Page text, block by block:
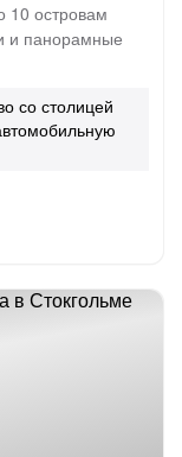
10 островам
и панорамные
со столицей